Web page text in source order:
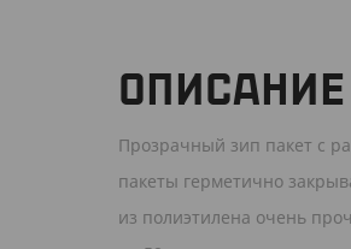
ОПИСАНИЕ
Прозрачный зип пакет с
пакеты герметично
из полиэтилена очень